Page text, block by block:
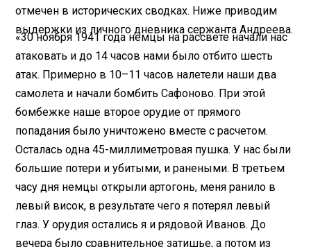
отмечен в исторических сводках. Ниже приводим
выдержки из личного дневника сержанта Андреева.
«30 ноября 1941 года немцы на рассвете начали нас
атаковать и до 14 часов нами было отбито шесть
атак. Примерно в 10–11 часов налетели наши два
самолета и начали бомбить Сафоново. При этой
бомбежке наше второе орудие от прямого
попадания было уничтожено вместе с расчетом.
Осталась одна 45-миллиметровая пушка. У нас были
большие потери и убитыми, и ранеными. В третьем
часу дня немцы открыли артогонь, меня ранило в
левый висок, в результате чего я потерял левый
глаз. У орудия остались я и рядовой Иванов. До
вечера было сравнительное затишье, а потом из